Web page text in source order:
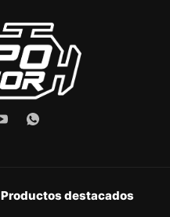
Productos destacados